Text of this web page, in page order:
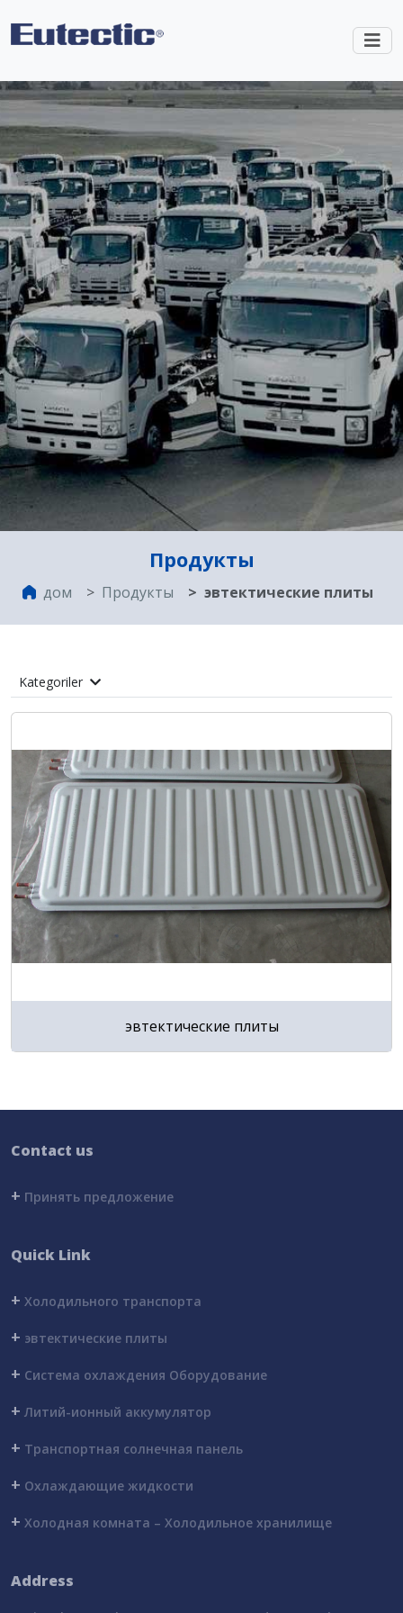
Продукты
дом Продукты эвтектические плиты
Kategoriler
эвтектические плиты
Contact us
+ Принять предложение
Quick Link
+ Холодильного транспорта
+ эвтектические плиты
+ Система охлаждения Оборудование
+ Литий-ионный аккумулятор
+ Транспортная солнечная панель
+ Охлаждающие жидкости
+ Холодная комната – Холодильное хранилище
Address